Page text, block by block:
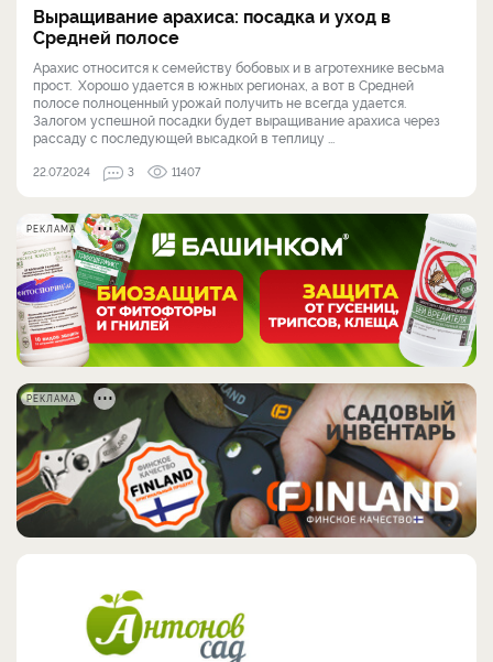
Выращивание арахиса: посадка и уход в
Средней полосе
Арахис относится к семейству бобовых и в агротехнике весьма
прост. Хорошо удается в южных регионах, а вот в Средней
полосе полноценный урожай получить не всегда удается.
Залогом успешной посадки будет выращивание арахиса через
рассаду с последующей высадкой в теплицу ...
22.07.2024 3 11407
РЕКЛАМА
РЕКЛАМА